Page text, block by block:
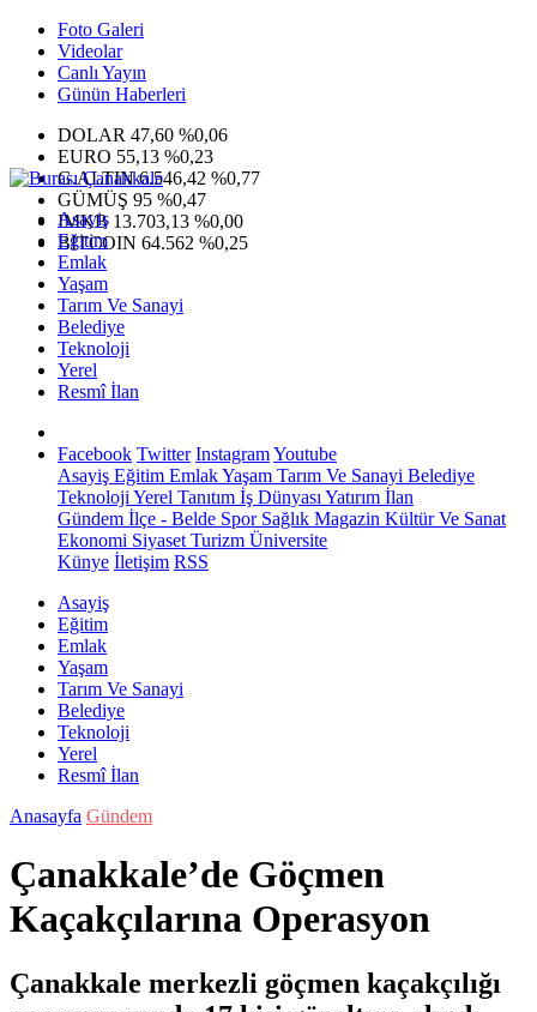
Foto Galeri
Videolar
Canlı Yayın
Günün Haberleri
DOLAR 47,60 %0,06
EURO 55,13 %0,23
G.ALTIN6.546,42 %0,77
GÜMÜŞ 95 %0,47
IMKB 13.703,13 %0,00
BITCOIN 64.562 %0,25
Asayiş
Eğitim
Emlak
Yaşam
Tarım Ve Sanayi
Belediye
Teknoloji
Yerel
Resmî İlan
Facebook Twitter InstagramYoutube
Asayiş Eğitim EmlakYaşam Tarım Ve Sanayi Belediye
Teknoloji Yerel Tanıtım İş Dünyası Yatırım İlan
Gündem İlçe - Belde SporSağlık Magazin Kültür Ve Sanat
Ekonomi Siyaset Turizm Üniversite
Künye İletişim RSS
Asayiş
Eğitim
Emlak
Yaşam
Tarım Ve Sanayi
Belediye
Teknoloji
Yerel
Resmî İlan
Anasayfa Gündem
Çanakkale’de Göçmen
Kaçakçılarına Operasyon
Çanakkale merkezli göçmen kaçakçılığı